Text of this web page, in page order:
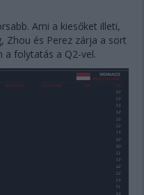
Ami a kiesőket illeti,
Zhou és Perez zárja a sort
a folytatás a Q2-vel.